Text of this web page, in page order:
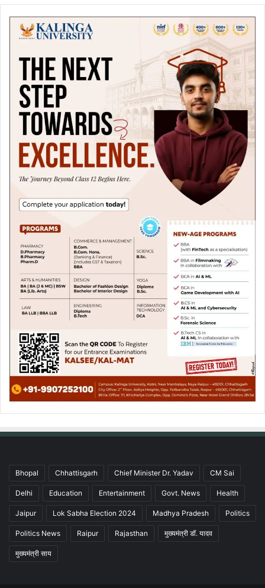
Bhopal Chhattisgarh Chief Minister Dr. Yadav CM Sai
Delhi Education Entertainment Govt. News Health
Jaipur Lok Sabha Election 2024 Madhya Pradesh Politics
Politics News Raipur Rajasthan मुख्यमंत्री डॉ. यादव
मुख्यमंत्री साय